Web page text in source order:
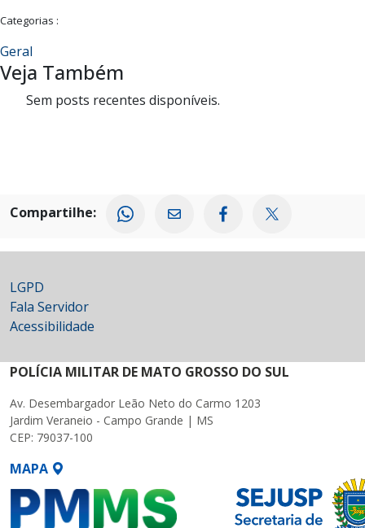
Categorias :
Geral
Veja Também
Sem posts recentes disponíveis.
Compartilhe:
LGPD
Fala Servidor
Acessibilidade
POLÍCIA MILITAR DE MATO GROSSO DO SUL
Av. Desembargador Leão Neto do Carmo 1203
Jardim Veraneio - Campo Grande | MS
CEP: 79037-100
MAPA